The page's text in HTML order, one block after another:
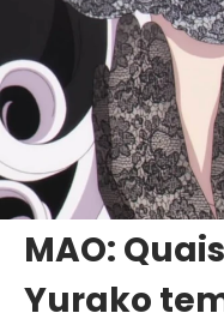
MAO:
Yurako